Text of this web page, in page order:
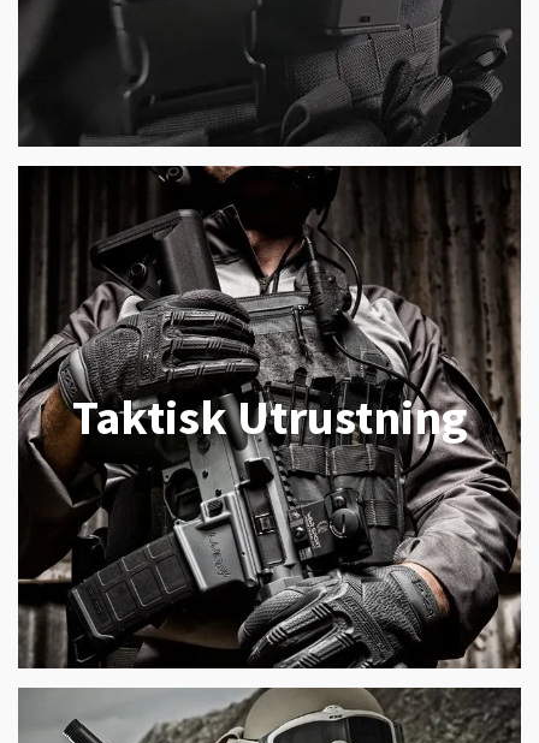
Taktisk Utrustning